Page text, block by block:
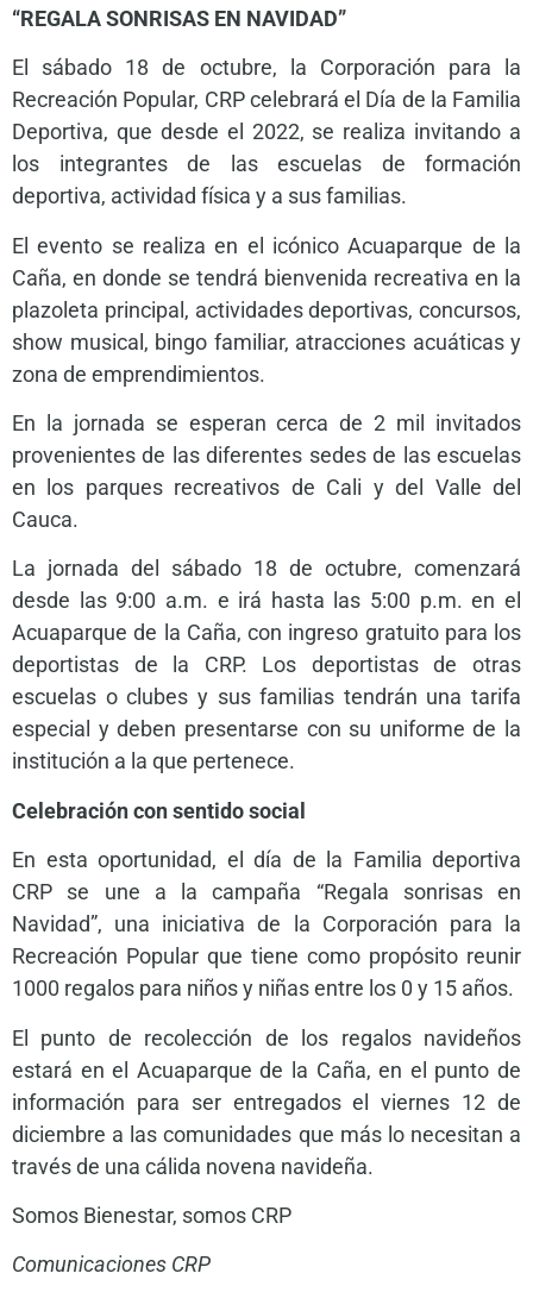
“REGALA SONRISAS EN NAVIDAD”
El sábado 18 de octubre, la Corporación para la
Recreación Popular, CRP celebrará el Día de la Familia
Deportiva, que desde el 2022, se realiza invitando a
los integrantes de las escuelas de formación
deportiva, actividad física y a sus familias.
El evento se realiza en el icónico Acuaparque de la
Caña, en donde se tendrá bienvenida recreativa en la
plazoleta principal, actividades deportivas, concursos,
show musical, bingo familiar, atracciones acuáticas y
zona de emprendimientos.
En la jornada se esperan cerca de 2 mil invitados
provenientes de las diferentes sedes de las escuelas
en los parques recreativos de Cali y del Valle del
Cauca.
La jornada del sábado 18 de octubre, comenzará
desde las 9:00 a.m. e irá hasta las 5:00 p.m. en el
Acuaparque de la Caña, con ingreso gratuito para los
deportistas de la CRP. Los deportistas de otras
escuelas o clubes y sus familias tendrán una tarifa
especial y deben presentarse con su uniforme de la
institución a la que pertenece.
Celebración con sentido social
En esta oportunidad, el día de la Familia deportiva
CRP se une a la campaña “Regala sonrisas en
Navidad”, una iniciativa de la Corporación para la
Recreación Popular que tiene como propósito reunir
1000 regalos para niños y niñas entre los 0 y 15 años.
El punto de recolección de los regalos navideños
estará en el Acuaparque de la Caña, en el punto de
información para ser entregados el viernes 12 de
diciembre a las comunidades que más lo necesitan a
través de una cálida novena navideña.
Somos Bienestar, somos CRP
Comunicaciones CRP